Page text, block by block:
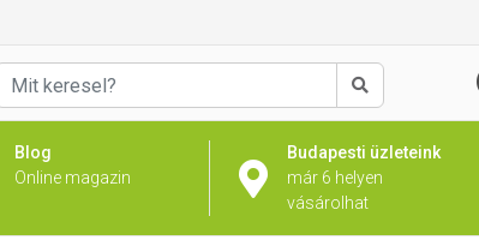
Keresés
Blog
Online magazin
Budapesti üzleteink
már 6 helyen
vásárolhat